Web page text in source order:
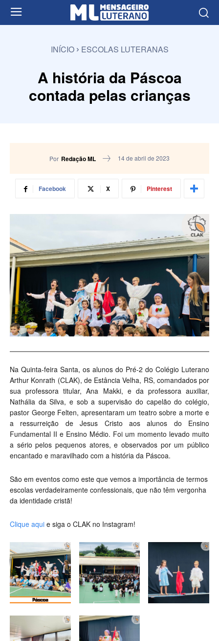
INÍCIO ESCOLAS LUTERANAS
A história da Páscoa
contada pelas crianças
Por Redação ML 14 de abril de 2023
Facebook X Pinterest
Na Quinta-feira Santa, os alunos do Pré-2 do Colégio Luterano
Arthur Konrath (CLAK), de Estância Velha, RS, comandados por
sua professora titular, Ana Makki, e da professora auxiliar,
Nathália da Silva, e sob a supervisão do capelão do colégio,
pastor George Felten, apresentaram um teatro sobre a morte e
a ressurreição de Jesus Cristo aos alunos do Ensino
Fundamental II e Ensino Médio. Foi um momento levado muito
a sério pelos pequenos atores, e observados por um público
encantado e maravilhado com a história da Páscoa.
São em eventos como este que vemos a importância de termos
escolas verdadeiramente confessionais, que não têm vergonha
da identidade cristã!
Clique aqui e siga o CLAK no Instagram!